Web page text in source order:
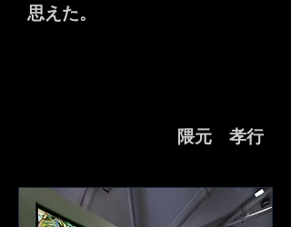
思えた。
隈元 孝行